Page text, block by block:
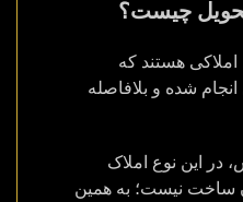
تحویل چیست؟
املاکی هستند که
شده و بلافاصله
در این نوع املاک
ساخت نیست؛ به همین